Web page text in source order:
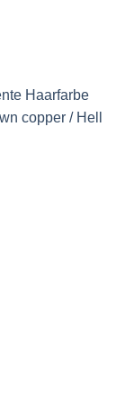
Haarfarbe
copper / Hell